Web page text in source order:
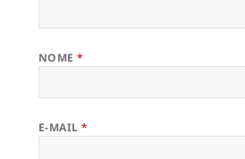
NOME*
E-MAIL*